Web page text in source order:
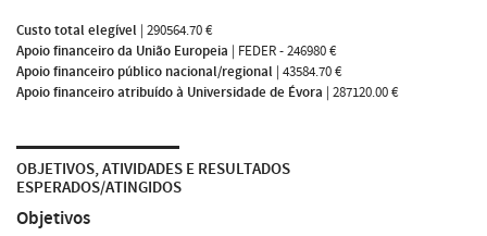
Custo total elegível | 290564.70 €
Apoio financeiro da União Europeia | FEDER - 246980 €
Apoio financeiro público nacional/regional | 43584.70 €
Apoio financeiro atribuído à Universidade de Évora | 287120.00 €
OBJETIVOS, ATIVIDADES E RESULTADOS
ESPERADOS/ATINGIDOS
Objetivos